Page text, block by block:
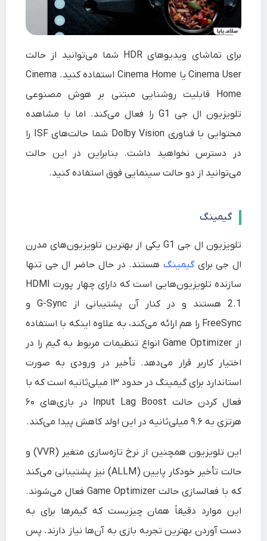
برای تماشای ویدیوهای HDR شما می‌توانید از حالت
Cinema User یا Cinema Home استفاده کنید. Cinema
Home قابلیت روشنایی مبتنی بر هوش مصنوعی
تلویزیون ال جی G1 را فعال می‌کند. اما با مشاهده
محتوایی با فناوری Dolby Vision شما حالت‌های ISF را
در دسترس نخواهید داشت. بنابراین در این حالت
می‌توانید از دو حالت سینمایی فوق استفاده کنید.
گیمینگ
تلویزیون ال جی G1 یکی از بهترین تلویزیون‌های مدرن
ال جی برایگیمینگ هستند. در حال حاضر ال جی تنها
سازنده تلویزیون‌هایی است که دارای چهار پورت HDMI
2.1 هستند و در کنار آن پشتیبانی از G-Sync و
FreeSync را هم ارائه می‌کند، به علاوه اینکه با استفاده
از Game Optimizer انواع تنظیمات مربوط به گیم را در
اختیار کاربر قرار می‌دهد. تأخیر در ورودی به صورت
استاندارد برای گیمینگ در حدود ۱۳ میلی‌ثانیه است که با
فعال کردن حالت Input Lag Boost در بازی‌های ۶۰
هرتزی به ۹.۶ میلی‌ثانیه در این اولد کاهش پیدا می‌کند.
این تلویزیون همچنین از نرخ تازه‌سازی متغیر (VVR) و
حالت تأخیر خودکار پایین (ALLM) نیز پشتیبانی می‌کند
که با فعالسازی حالت Game Optimizer فعال می‌شوند.
این‌ موارد دقیقاً همان چیزیست که گیمرها برای به
دست آوردن بهترین تجربه بازی به آن‌ها نیاز دارند. پس